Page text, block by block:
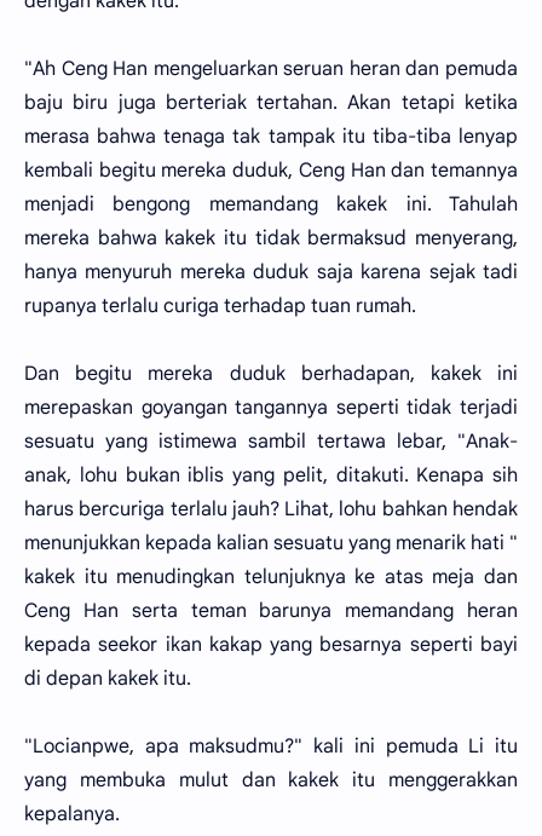
"Ah Ceng Han mengeluarkan seruan heran dan pemuda
baju biru juga berteriak tertahan. Akan tetapi ketika
merasa bahwa tenaga tak tampak itu tiba-tiba lenyap
kembali begitu mereka duduk, Ceng Han dan temannya
menjadi bengong memandang kakek ini. Tahulah
mereka bahwa kakek itu tidak bermaksud menyerang,
hanya menyuruh mereka duduk saja karena sejak tadi
rupanya terlalu curiga terhadap tuan rumah.
Dan begitu mereka duduk berhadapan, kakek ini
merepaskan goyangan tangannya seperti tidak terjadi
sesuatu yang istimewa sambil tertawa lebar, "Anak-
anak, lohu bukan iblis yang pelit, ditakuti. Kenapa sih
harus bercuriga terlalu jauh? Lihat, lohu bahkan hendak
menunjukkan kepada kalian sesuatu yang menarik hati "
kakek itu menudingkan telunjuknya ke atas meja dan
Ceng Han serta teman barunya memandang heran
kepada seekor ikan kakap yang besarnya seperti bayi
di depan kakek itu.
"Locianpwe, apa maksudmu?" kali ini pemuda Li itu
yang membuka mulut dan kakek itu menggerakkan
kepalanya.